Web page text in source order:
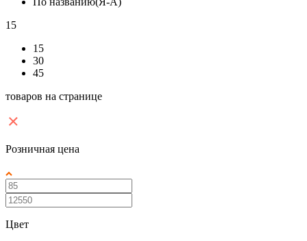
15
15
30
45
товаров на странице
Розничная цена
Цвет